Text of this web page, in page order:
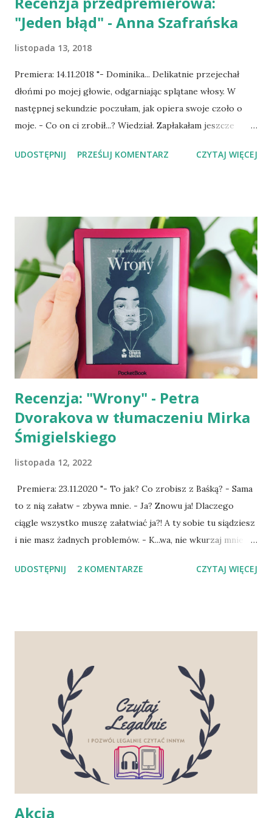
"Jeden błąd" - Anna Szafrańska
listopada 13, 2018
Premiera: 14.11.2018 "- Dominika... Delikatnie przejechał
dłońmi po mojej głowie, odgarniając splątane włosy. W
następnej sekundzie poczułam, jak opiera swoje czoło o
moje. - Co on ci zrobił...? Wiedział. Zapłakałam jeszcze
ramionach. Przez chwilę moim naturalnym odruchem była
przekazać, że przy nim nic złego mnie nie spotka... a ja mu
wierzyłam. Fala nagłego poczucia bezpieczeństwa spłynęła
po mnie niczym strumień gorącej wody, ogrzewając moje
zlodowaciałe ciało. Staliśmy w tym uścisku, dopóki moje
drżenie nie ustało. - Idziemy na policję - szepnął mi do
ucha, a na karku poczułam kojący dotyk jego dłoni. - Nie -
powtórzyłam wyraźniej." - fragment powieści. Trochę
prywaty na początek: niewiele jest książek, w których
główną bohaterką...
UDOSTĘPNIJ PRZEŚLIJ KOMENTARZ CZYTAJ WIĘCEJ
Recenzja: "Wrony" - Petra
Dvorakova w tłumaczeniu Mirka
Śmigielskiego
listopada 12, 2022
Premiera: 23.11.2020 "- To jak? Co zrobisz z Baśką? - Sama
to z nią załatw - zbywa mnie. - Ja? Znowu ja! Dlaczego
ciągle wszystko muszę załatwiać ja?! A ty sobie tu siądziesz
i nie masz żadnych problemów. - K...wa, nie wkurzaj mnie -
chcę tylko, żeby on też trochę wychowywał tę dziewczynę.
nie powinno bać się swojego rodzica. Żadne! Patrzyć na
rodzica oczami pełnymi bezbrzeżnego strachu, a co gorsza
poczucia winy, że znowu zawiodło, że znowu nie słuchało.
Że znowu po prostu było… dzieckiem. Główna bohaterka
„Wron” Basia to mały kolorowy ptaszek, obdarzony
talentem malarskim, który nie ma najmniejszych problemów
z nauką, ale jednocześnie...
UDOSTĘPNIJ 2 KOMENTARZE CZYTAJ WIĘCEJ
Akcja